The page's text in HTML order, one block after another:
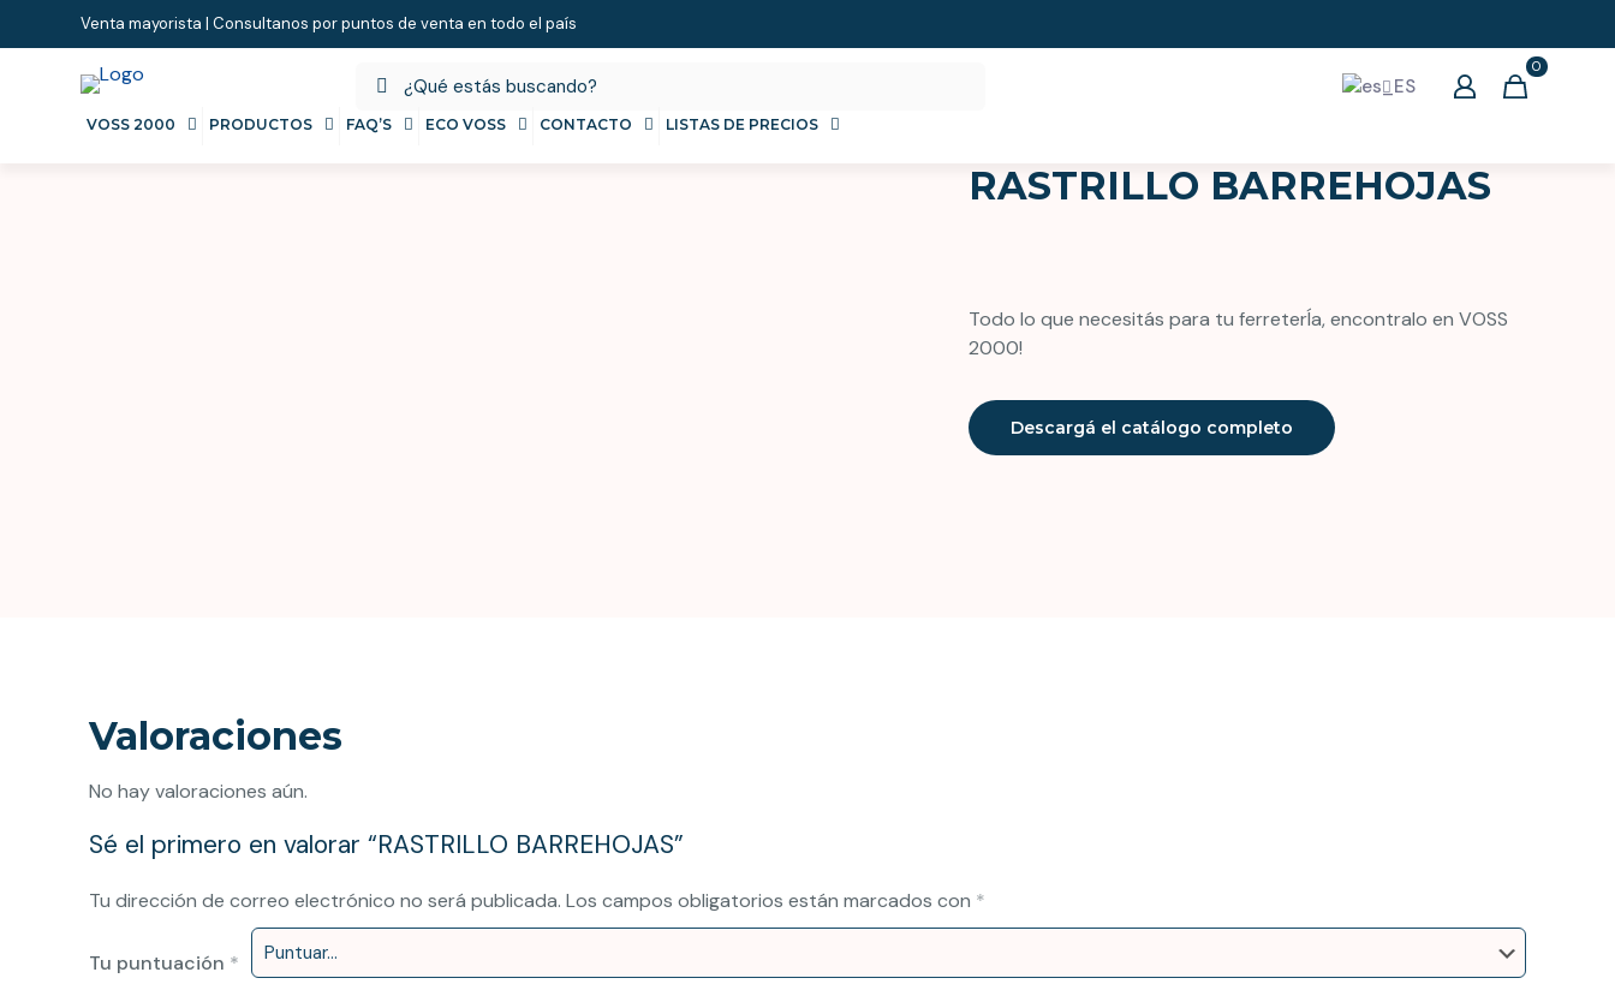
Venta mayorista | Consultanos por puntos de venta en todo el país
0
VOSS 2000 PRODUCTOS FAQ’S ECO VOSS CONTACTO LISTAS DE PRECIOS
RASTRILLO BARREHOJAS
Todo lo que necesitás para tu ferreterÍa, encontralo en VOSS
2000!
Descargá el catálogo completo
Valoraciones
No hay valoraciones aún.
Sé el primero en valorar “RASTRILLO BARREHOJAS”
Tu dirección de correo electrónico no será publicada. Los campos obligatorios están marcados con *
Tu puntuación *